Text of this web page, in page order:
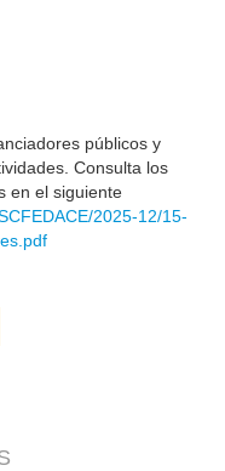
públicos y
Consulta los
en el siguiente
2025-12/15-